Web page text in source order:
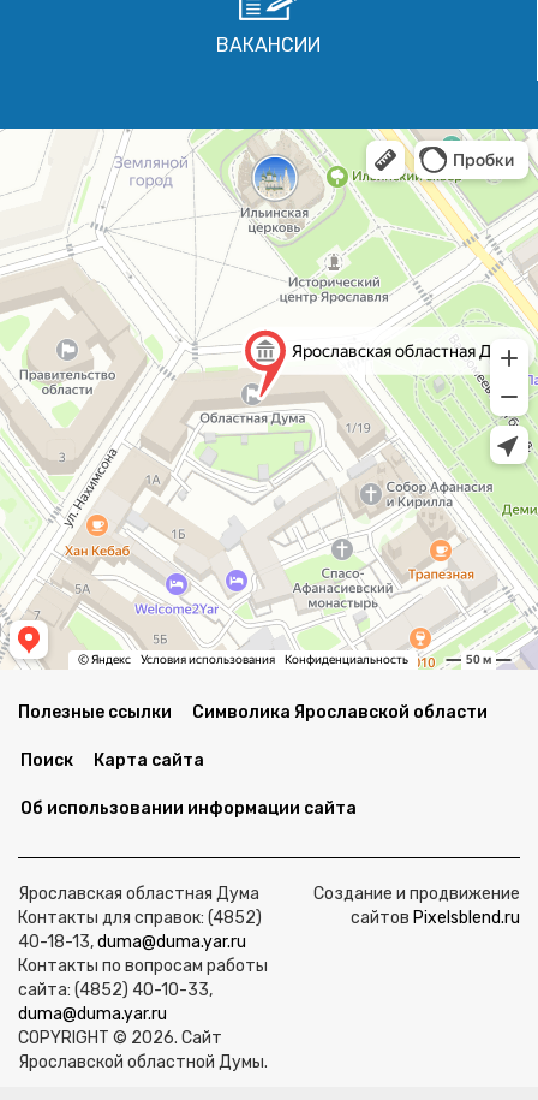
ВАКАНСИИ
Полезные ссылки Символика Ярославской области
Поиск Карта сайта
Об использовании информации сайта
Ярославская областная Дума
Контакты для справок: (4852)
40-18-13,duma@duma.yar.ru
Контакты по вопросам работы
сайта: (4852) 40-10-33,
duma@duma.yar.ru
COPYRIGHT © 2026. Сайт
Ярославской областной Думы.
Создание и продвижение
сайтов Pixelsblend.ru